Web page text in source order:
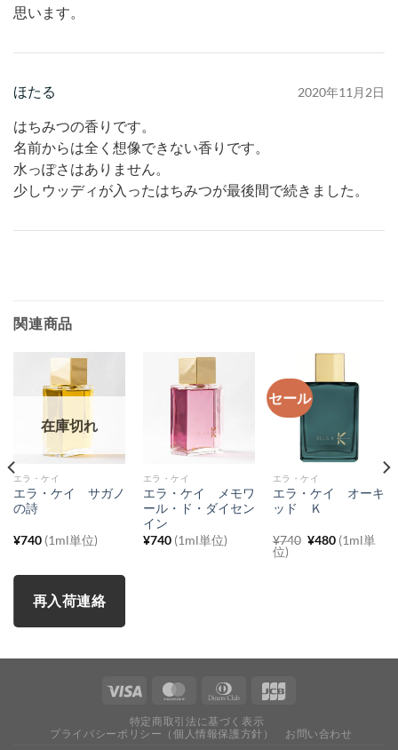
思います。
ほたる 2020年11月2日
はちみつの香りです。
名前からは全く想像できない香りです。
水っぽさはありません。
少しウッディが入ったはちみつが最後間で続きました。
関連商品
在庫切れ
エラ・ケイ
エラ・ケイ サガノ
の詩
¥740 (1ml単位)
再入荷連絡
エラ・ケイ
エラ・ケイ メモワ
ール・ド・ダイセン
イン
¥740 (1ml単位)
セール
エラ・ケイ
エラ・ケイ オーキ
ッド Ｋ
¥740 元
¥480現
在
(1ml単
位)
特定商取引法に基づく表示
プライバシーポリシー（個人情報保護方針）
お問い合わせ